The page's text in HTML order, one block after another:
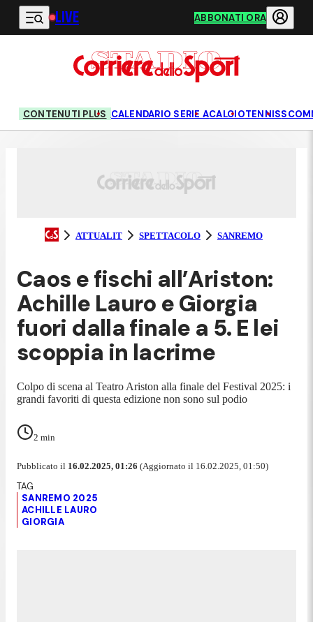
Vai al contenuto principale
LIVE ABBONATI ORA
CONTENUTI PLUS CALENDARIO SERIE ACALCIOTENNIS
ATTUALIT SPETTACOLO SANREMO
Caos e fischi all’Ariston:
Achille Lauro e Giorgia
fuori dalla finale a 5. E lei
scoppia in lacrime
Colpo di scena al Teatro Ariston alla finale del Festival 2025: i
grandi favoriti di questa edizione non sono sul podio
2 min
Pubblicato il 16.02.2025, 01:26 (Aggiornato il 16.02.2025, 01:50)
SANREMO 2025
ACHILLE LAURO
GIORGIA